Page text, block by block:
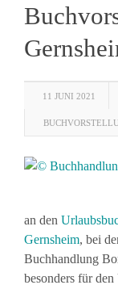
11 JUNI 2021
an den
Gernsheim, bei
Buchhandlung
besonders für